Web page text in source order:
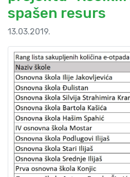
spašen resurs
13.03.2019.